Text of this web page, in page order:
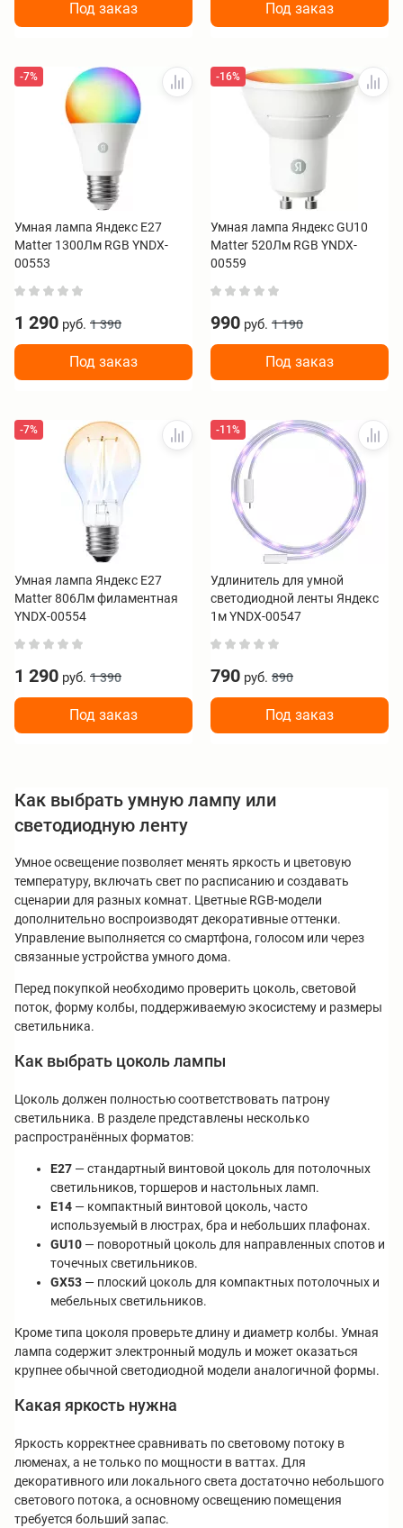
Под заказ Под заказ
-7%
Умная лампа Яндекс Е27
Matter 1300Лм RGB YNDX-
00553
1 290 руб. 1 390
Под заказ
-16%
Умная лампа Яндекс GU10
Matter 520Лм RGB YNDX-
00559
990 руб. 1 190
Под заказ
-7%
Умная лампа Яндекс Е27
Matter 806Лм филаментная
YNDX-00554
1 290 руб. 1 390
Под заказ
-11%
Удлинитель для умной
светодиодной ленты Яндекс
1м YNDX-00547
790 руб. 890
Под заказ
Как выбрать умную лампу или
светодиодную ленту
Умное освещение позволяет менять яркость и цветовую
температуру, включать свет по расписанию и создавать
сценарии для разных комнат. Цветные RGB-модели
дополнительно воспроизводят декоративные оттенки.
Управление выполняется со смартфона, голосом или через
связанные устройства умного дома.
Перед покупкой необходимо проверить цоколь, световой
поток, форму колбы, поддерживаемую экосистему и размеры
светильника.
Как выбрать цоколь лампы
Цоколь должен полностью соответствовать патрону
светильника. В разделе представлены несколько
распространённых форматов:
E27 — стандартный винтовой цоколь для потолочных
светильников, торшеров и настольных ламп.
E14 — компактный винтовой цоколь, часто
используемый в люстрах, бра и небольших плафонах.
GU10 — поворотный цоколь для направленных спотов и
точечных светильников.
GX53 — плоский цоколь для компактных потолочных и
мебельных светильников.
Кроме типа цоколя проверьте длину и диаметр колбы. Умная
лампа содержит электронный модуль и может оказаться
крупнее обычной светодиодной модели аналогичной формы.
Какая яркость нужна
Яркость корректнее сравнивать по световому потоку в
люменах, а не только по мощности в ваттах. Для
декоративного или локального света достаточно небольшого
светового потока, а основному освещению помещения
требуется больший запас.